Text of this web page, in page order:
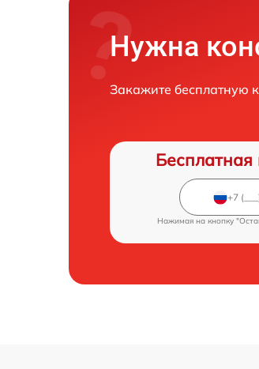
Нужна
Закажите бесплатную
Бесплатная
Нажимая на кнопку